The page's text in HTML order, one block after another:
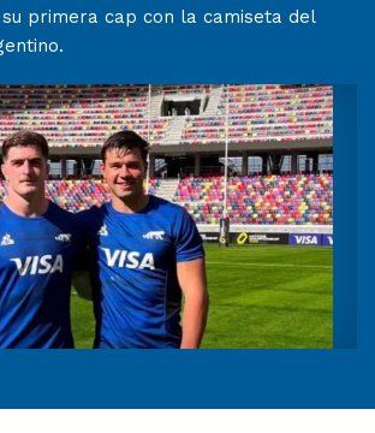
primera cap con la camiseta del